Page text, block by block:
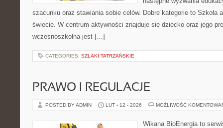
szacunku oraz stawiania sobie celów. Dobre kategorie to Szkoła
świecie. W centrum aktywności znajduje się dziecko oraz jego
wczesnoszkolna jest […]
CATEGORIES: SZLAKI TATRZAŃSKIE
PRAWO I REGULACJE
POSTED BY ADMIN LUT - 12 - 2026 MOŻLIWOŚĆ
Wikana BioEnergia to